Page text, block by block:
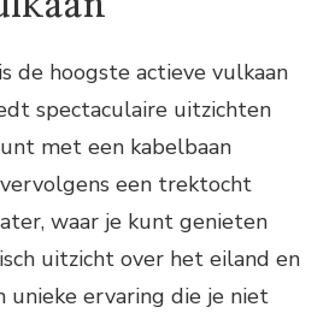
de hoogste actieve vulkaan
spectaculaire uitzichten
met een kabelbaan
een trektocht
waar je kunt genieten
uitzicht over het eiland en
unieke ervaring die je niet